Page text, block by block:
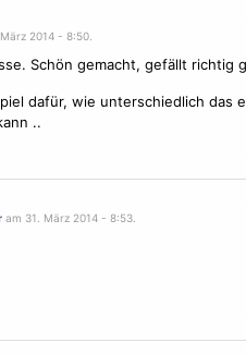
2014 - 8:50.
Schön gemacht, gefällt richtig
dafür, wie unterschiedlich das
..
am 31. März 2014 - 8:53.